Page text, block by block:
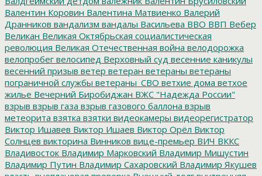
Валентин Коровин Валентина Матвиенко Валерий
Дранников вандализм вандалы Васильева ВВО ВВП Вебер
Великан Великая Октябрьская социалистическая
революция Великая Отечественная война велодорожка
велопробег велосипед Верховный суд весенние каникулы
весенний призыв ветер ветеран ветераны ветераны
пограничной службы ветераны_СВО ветхие дома ветхое
жилье Вечерний Биробиджан ВЖС "Надежда России"
взрыв взрыв газа взрыв газового баллона взрыв
метеорита взятка взятки видеокамеры видеорегистратор
Виктор Ишавев Виктор Ишаев Виктор Орёл Виктор
Солнцев викторина Винников вице-премьер ВИЧ ВККС
Владивосток Владимир Марковский Владимир Мишустин
Владимир Путин Владимир Сахаровский Владимир Якушев